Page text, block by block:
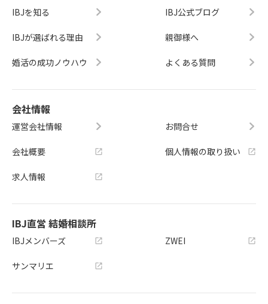
IBJを知る
IBJが選ばれる理由
婚活の成功ノウハウ
IBJ公式ブログ
親御様へ
よくある質問
会社情報
運営会社情報
会社概要
求人情報
お問合せ
個人情報の取り扱い
IBJ直営 結婚相談所
IBJメンバーズ
サンマリエ
ZWEI